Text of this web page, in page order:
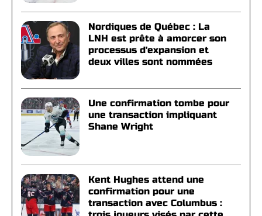
Nordiques de Québec : La
LNH est prête à amorcer son
processus d'expansion et
deux villes sont nommées
Une confirmation tombe pour
une transaction impliquant
Shane Wright
Kent Hughes attend une
confirmation pour une
transaction avec Columbus :